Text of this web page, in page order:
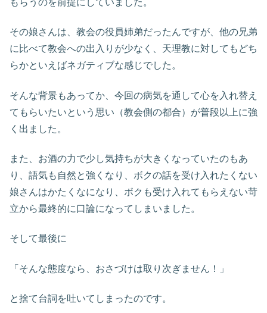
その娘さんは、教会の役員姉弟だったんですが、他の兄弟
に比べて教会への出入りが少なく、天理教に対してもどち
らかといえばネガティブな感じでした。
そんな背景もあってか、今回の病気を通して心を入れ替え
てもらいたいという思い（教会側の都合）が普段以上に強
く出ました。
また、お酒の力で少し気持ちが大きくなっていたのもあ
り、語気も自然と強くなり、ボクの話を受け入れたくない
娘さんはかたくなになり、ボクも受け入れてもらえない苛
立から最終的に口論になってしまいました。
そして最後に
「そんな態度なら、おさづけは取り次ぎません！」
と捨て台詞を吐いてしまったのです。